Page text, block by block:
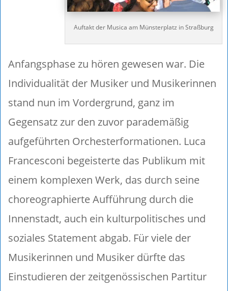
Auftakt der Musica am Münsterplatz in Straßburg
Anfangsphase zu hören gewesen war. Die
Individualität der Musiker und Musikerinnen
stand nun im Vordergrund, ganz im
Gegensatz zur den zuvor parademäßig
aufgeführten Orchesterformationen. Luca
Francesconi begeisterte das Publikum mit
einem komplexen Werk, das durch seine
choreographierte Aufführung durch die
Innenstadt, auch ein kulturpolitisches und
soziales Statement abgab. Für viele der
Musikerinnen und Musiker dürfte das
Einstudieren der zeitgenössischen Partitur